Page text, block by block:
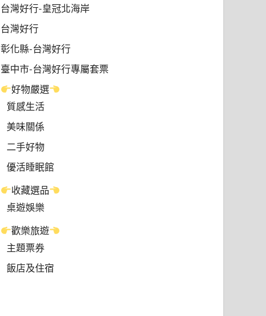
台灣好行-皇冠北海岸
台灣好行
彰化縣-台灣好行
臺中市-台灣好行專屬套票
好物嚴選
質感生活
美味關係
二手好物
優活睡眠館
收藏選品
桌遊娛樂
歡樂旅遊
主題票券
飯店及住宿